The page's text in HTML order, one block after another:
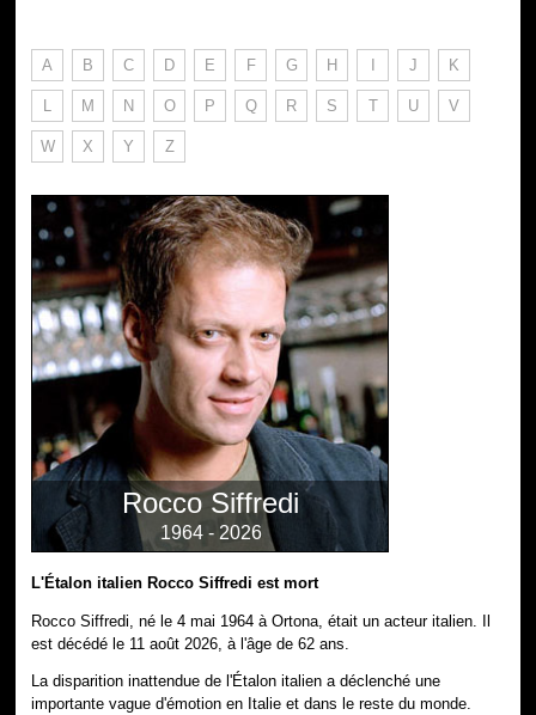
A B C D E F G H I J K
L M N O P Q R S T U V
W X Y Z
Rocco Siffredi
1964 - 2026
L'Étalon italien Rocco Siffredi est mort
Rocco Siffredi, né le 4 mai 1964 à Ortona, était un acteur italien. Il
est décédé le 11 août 2026, à l'âge de 62 ans.
La disparition inattendue de l'Étalon italien a déclenché une
importante vague d'émotion en Italie et dans le reste du monde.